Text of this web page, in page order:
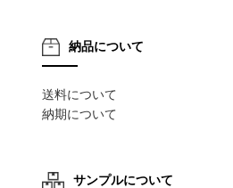
納品について
送料について
納期について
サンプルについて